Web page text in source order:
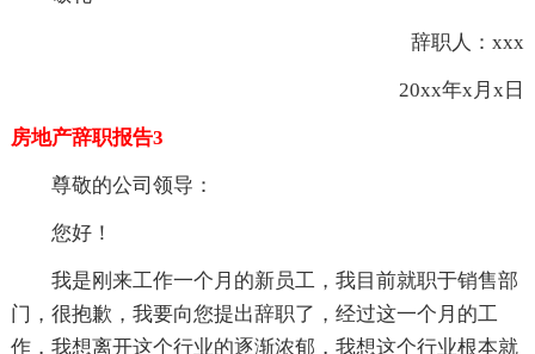
辞职人：xxx
20xx年x月x日
房地产辞职报告3
尊敬的公司领导：
您好！
我是刚来工作一个月的新员工，我目前就职于销售部
门，很抱歉，我要向您提出辞职了，经过这一个月的工
作，我想离开这个行业的逐渐浓郁，我想这个行业根本就